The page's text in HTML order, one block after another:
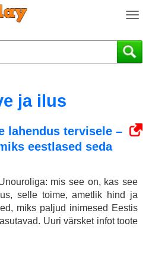
T
g
g
i
i
o
n
ja ilus
lahendus tervisele –
eestlased seda
mis see on, kas see
selle toime, ametlik hind ja
miks paljud inimesed Eestis
Uuri värsket infot toote